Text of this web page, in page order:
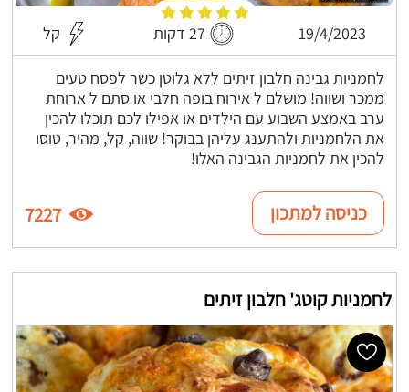
19/4/2023 27 דקות קל
לחמניות גבינה חלבון זיתים ללא גלוטן כשר לפסח טעים
ממכר ושווה! מושלם ל אירוח בופה חלבי או סתם ל ארוחת
ערב באמצע השבוע עם הילדים או אפילו לכם תוכלו להכין
את הלחמניות ולהתענג עליהן בבוקר! שווה, קל, מהיר, טוסו
להכין את לחמניות הגבינה האלו!
כניסה למתכון 7227
לחמניות קוטג' חלבון זיתים